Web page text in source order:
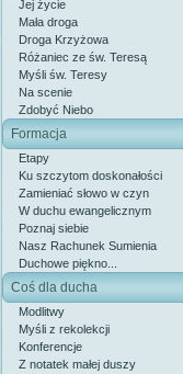
Jej życie
Mała droga
Droga Krzyżowa
Różaniec ze św. Teresą
Myśli św. Teresy
Na scenie
Zdobyć Niebo
Formacja
Etapy
Ku szczytom doskonałości
Zamieniać słowo w czyn
W duchu ewangelicznym
Poznaj siebie
Nasz Rachunek Sumienia
Duchowe piękno...
Coś dla ducha
Modlitwy
Myśli z rekolekcji
Konferencje
Z notatek małej duszy